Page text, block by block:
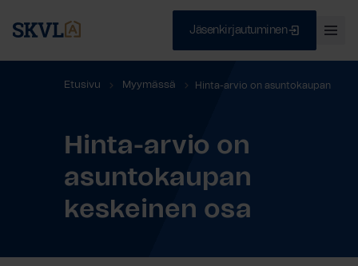
Jäsenkirjautuminen
Sulje
Etusivu Myymässä Hinta-arvio on asuntokaupan
Hinta-arvio on
asuntokaupan
keskeinen osa